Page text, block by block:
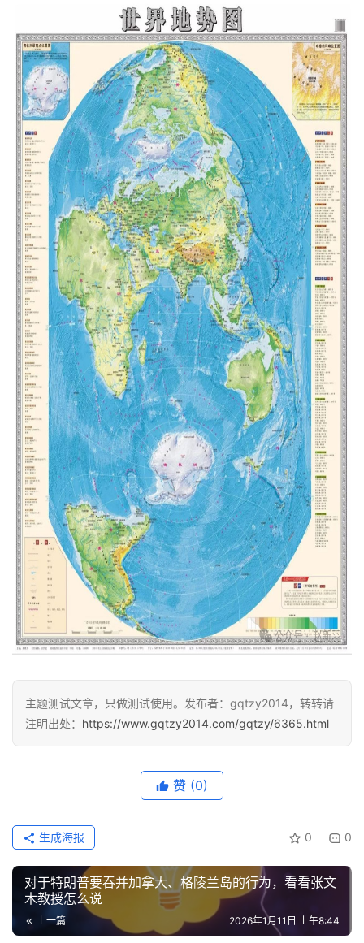
首
页
文
章
分
类
专
题
列
表
快
讯
更
多
页
面
主题测试文章，只做测试使用。发布者：gqtzy2014，转转请
注明出处： https://www.gqtzy2014.com/gqtzy/6365.html
赞 (0)
0 0
生成海报
对于特朗普要吞并加拿大、格陵兰岛的行为，看看张文
木教授怎么说
上一篇 2026年1月11日 上午8:44